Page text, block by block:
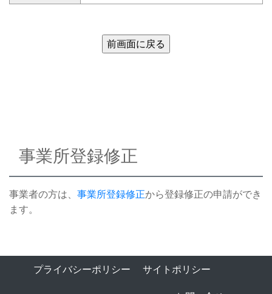
事業所登録修正
事業者の方は、 事業所登録修正から登録修正の申請ができ
ます。
プライバシーポリシー サイトポリシー